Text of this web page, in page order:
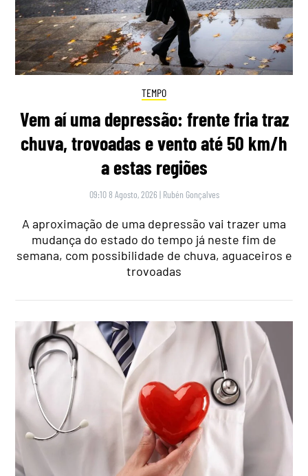
TEMPO
Vem aí uma depressão: frente fria traz
chuva, trovoadas e vento até 50 km/h
a estas regiões
09:10 8 Agosto, 2026 | Rubén Gonçalves
A aproximação de uma depressão vai trazer uma
mudança do estado do tempo já neste fim de
semana, com possibilidade de chuva, aguaceiros e
trovoadas